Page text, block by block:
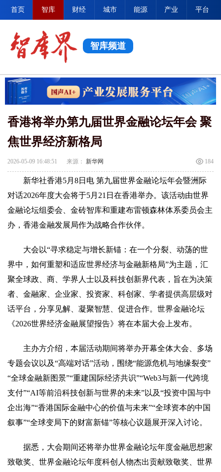
首页 智库 财经 城市 能源 产业 平台
智库频道
香港将举办第九届世界金融论坛年会 聚
焦世界经济新格局
2026-05-09 16:48:51 来源： 新华网 184
新华社香港5月8日电 第九届世界金融论坛年会暨洲际
对话2026年度大会将于5月21日在香港举办。该活动由世界
金融论坛组委会、金砖智库和重建布雷顿森林体系委员会主
办，香港金融发展局作为战略合作伙伴。
大会以“寻求稳定与增长新锚：在一个分裂、动荡的世
界中，如何重塑和适应世界经济与金融新格局”为主题，汇
聚全球政、商、学界人士以及科技创新界代表，旨在为决策
者、金融家、企业家、投资家、科创家、学者提供高层级对
话平台，分享见解、凝聚智慧、促进合作。世界金融论坛
《2026世界经济金融展望报告》将在本届大会上发布。
主办方介绍，本届活动期间将举办开幕全体大会、多场
专题会议以及“高端对话”活动，围绕“能源危机与地缘裂变”
“全球金融新图景”“重建国际经济共识”“Web3与新一代跨境
支付”“AI等前沿科技创新与世界的未来”以及“投资中国与中
企出海”“香港国际金融中心的价值与未来”“全球资本的中国
叙事”“全球变局下的财富新锚”等核心议题展开深入讨论。
据悉，大会期间还将举办世界金融论坛年度金融思想家
致敬奖、世界金融论坛年度科创人物杰出贡献致敬奖、世界